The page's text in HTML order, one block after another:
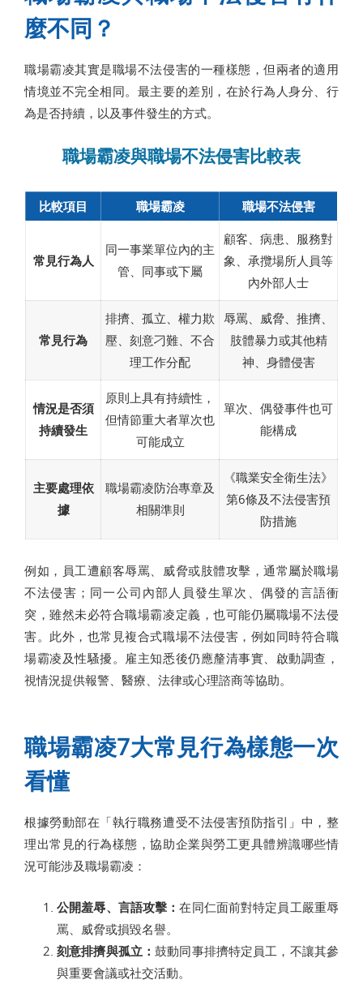
麼不同？
職場霸凌其實是職場不法侵害的一種樣態，但兩者的適用
情境並不完全相同。最主要的差別，在於行為人身分、行
為是否持續，以及事件發生的方式。
職場霸凌與職場不法侵害比較表
比較項目 職場霸凌 職場不法侵害
常見行為人
同一事業單位內的主
管、同事或下屬
顧客、病患、服務對
象、承攬場所人員等
內外部人士
常見行為
排擠、孤立、權力欺
壓、刻意刁難、不合
理工作分配
辱罵、威脅、推擠、
肢體暴力或其他精
神、身體侵害
情況是否須
持續發生
原則上具有持續性，
但情節重大者單次也
可能成立
單次、偶發事件也可
能構成
主要處理依
據
職場霸凌防治專章及
相關準則
《職業安全衛生法》
第6條及不法侵害預
防措施
例如，員工遭顧客辱罵、威脅或肢體攻擊，通常屬於職場
不法侵害；同一公司內部人員發生單次、偶發的言語衝
突，雖然未必符合職場霸凌定義，也可能仍屬職場不法侵
害。此外，也常見複合式職場不法侵害，例如同時符合職
場霸凌及性騷擾。雇主知悉後仍應釐清事實、啟動調查，
視情況提供報警、醫療、法律或心理諮商等協助。
職場霸凌7大常見行為樣態一次
看懂
根據勞動部在「執行職務遭受不法侵害預防指引」中，整
理出常見的行為樣態，協助企業與勞工更具體辨識哪些情
況可能涉及職場霸凌：
公開羞辱、言語攻擊：在同仁面前對特定員工嚴重辱
罵、威脅或損毀名譽。
刻意排擠與孤立：鼓動同事排擠特定員工，不讓其參
與重要會議或社交活動。